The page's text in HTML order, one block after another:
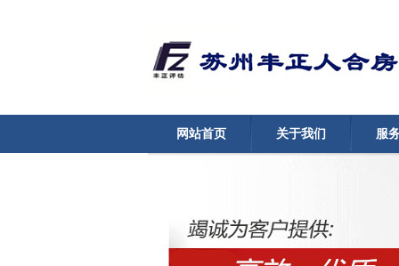
网站首页 关于我们 服